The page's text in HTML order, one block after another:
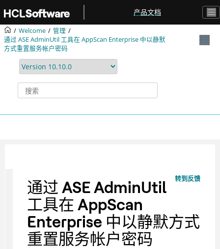
产品文档
Welcome
管理
通过 ASE AdminUtil 工具在 AppScan Enterprise 中以静默
方式重置服务帐户密码
转到反馈
通过 ASE AdminUtil
工具在 AppScan
Enterprise 中以静默方式
重置服务帐户密码